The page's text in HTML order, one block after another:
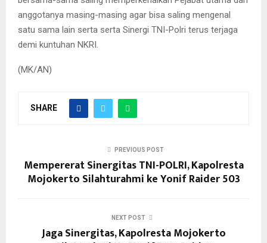
anggotanya masing-masing agar bisa saling mengenal
satu sama lain serta serta Sinergi TNI-Polri terus terjaga
demi kuntuhan NKRI.
(MK/AN)
SHARE
PREVIOUS POST
Mempererat Sinergitas TNI-POLRI, Kapolresta
Mojokerto Silahturahmi ke Yonif Raider 503
NEXT POST
Jaga Sinergitas, Kapolresta Mojokerto